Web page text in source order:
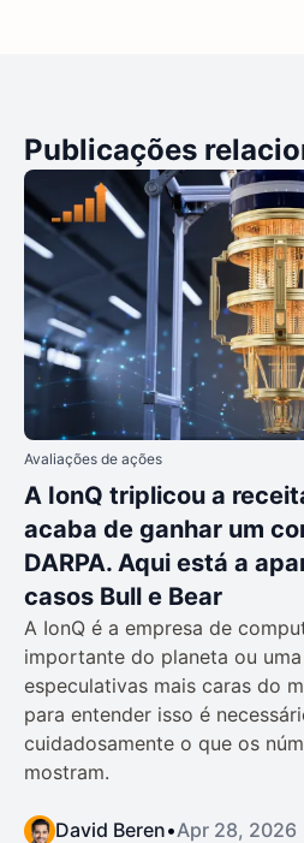
Publicações
Avaliações de ações
A IonQ triplicou a
acaba de ganhar um
DARPA. Aqui está a
casos Bull e Bear
A IonQ é a empresa de
importante do planeta ou
especulativas mais caras do
para entender isso é
cuidadosamente o que os
mostram.
David Beren•Apr 28, 2026